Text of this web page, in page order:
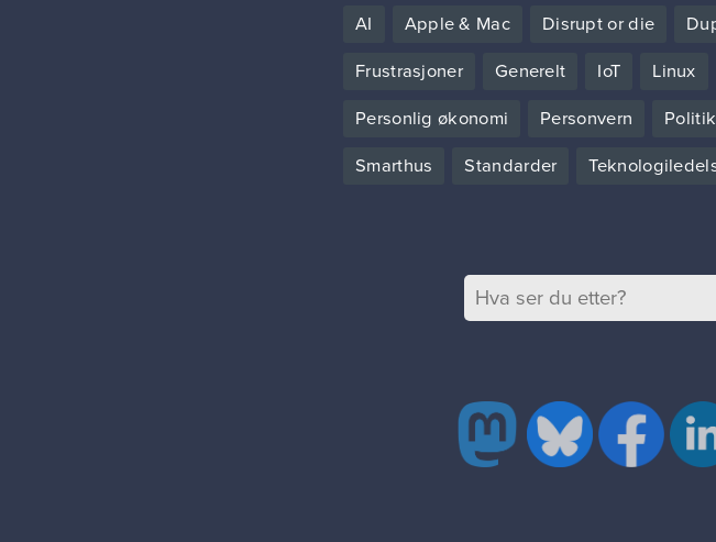
AI Apple & Mac Disrupt or die
Frustrasjoner Generelt IoT Linux
Personlig økonomi Personvern
Smarthus Standarder